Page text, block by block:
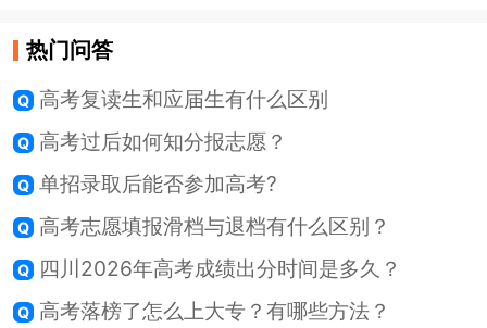
热门问答
高考复读生和应届生有什么区别
高考过后如何知分报志愿？
单招录取后能否参加高考?
高考志愿填报滑档与退档有什么区别？
四川2026年高考成绩出分时间是多久？
高考落榜了怎么上大专？有哪些方法？